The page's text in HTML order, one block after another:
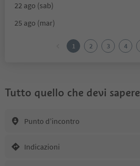
22 ago (sab)
25 ago (mar)
1 2 3 4
Tutto quello che devi sapere
Punto d’incontro
Indicazioni